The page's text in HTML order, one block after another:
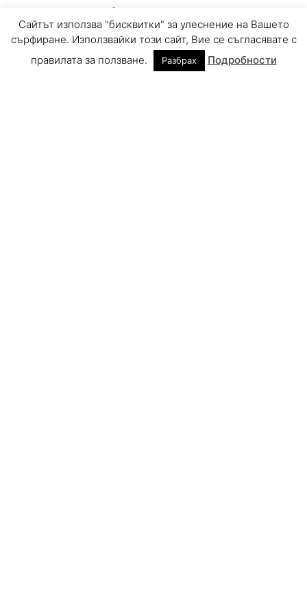
Сайтът използва "бисквитки" за улеснение на Вашето
сърфиране. Използвайки този сайт, Вие се съгласявате с
правилата за ползване.
Разбрах Подробности